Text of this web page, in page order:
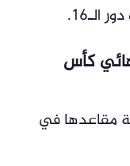
الـ16.
كأس
مقاعدها في